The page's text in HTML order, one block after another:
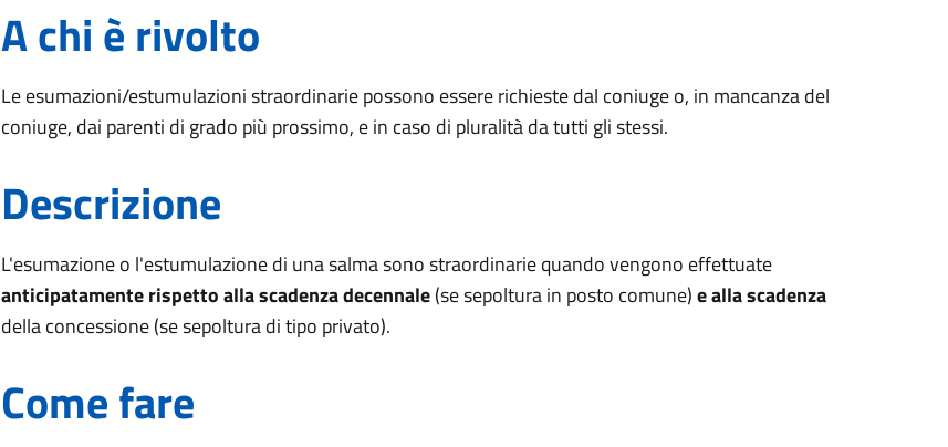
A chi è rivolto
Le esumazioni/estumulazioni straordinarie possono essere richieste dal coniuge o, in mancanza del
coniuge, dai parenti di grado più prossimo, e in caso di pluralità da tutti gli stessi.
Descrizione
L'esumazione o l'estumulazione di una salma sono straordinarie quando vengono effettuate
anticipatamente rispetto alla scadenza decennale(se sepoltura in posto comune)e alla scadenza
della concessione (se sepoltura di tipo privato).
Come fare